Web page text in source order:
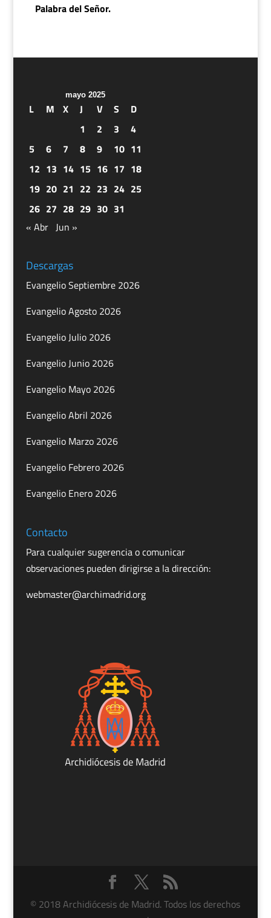
Palabra del Señor.
mayo 2025
L M X J V S
D
1
2 3
4
5
6 7 8 9 10 11
12 13 14 15 16 17 18
19 20 21 22 23 24 25
26 27 28 29 30 31
« Abr Jun »
Descargas
Evangelio Septiembre 2026
Evangelio Agosto 2026
Evangelio Julio 2026
Evangelio Junio 2026
Evangelio Mayo 2026
Evangelio Abril 2026
Evangelio Marzo 2026
Evangelio Febrero 2026
Evangelio Enero 2026
Contacto
Para cualquier sugerencia o comunicar
observaciones pueden dirigirse a la dirección:
webmaster@archimadrid.org
© 2018 Archidiócesis de Madrid. Todos los derechos